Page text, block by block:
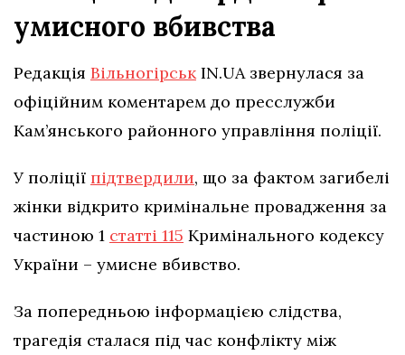
умисного вбивства
Редакція Вільногірськ IN.UA звернулася за
офіційним коментарем до пресслужби
Кам’янського районного управління поліції.
У поліції підтвердили, що за фактом загибелі
жінки відкрито кримінальне провадження за
частиною 1 статті 115 Кримінального кодексу
України – умисне вбивство.
За попередньою інформацією слідства,
трагедія сталася під час конфлікту між